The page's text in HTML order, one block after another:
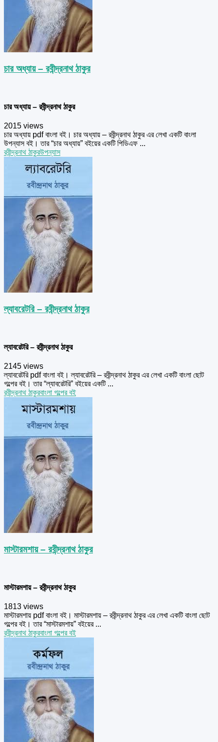
চার অধ্যায় – রবীন্দ্রনাথ ঠাকুর
চার অধ্যায় – রবীন্দ্রনাথ ঠাকুর
2015 views
চার অধ্যায় pdf বাংলা বই। চার অধ্যায় – রবীন্দ্রনাথ ঠাকুর এর লেখা একটি বাংলা
উপন্যাস বই। তার “চার অধ্যায়” বইয়ের একটি পিডিএফ ...
রবীন্দ্রনাথ ঠাকুরউপন্যাস
ল্যাবরেটরি – রবীন্দ্রনাথ ঠাকুর
ল্যাবরেটরি – রবীন্দ্রনাথ ঠাকুর
2145 views
ল্যাবরেটরি pdf বাংলা বই। ল্যাবরেটরি – রবীন্দ্রনাথ ঠাকুর এর লেখা একটি বাংলা ছোট
গল্পের বই। তার “ল্যাবরেটরি” বইয়ের একটি ...
রবীন্দ্রনাথ ঠাকুরবাংলা গল্পের বই
মাস্টারমশায় – রবীন্দ্রনাথ ঠাকুর
মাস্টারমশায় – রবীন্দ্রনাথ ঠাকুর
1813 views
মাস্টারমশায় pdf বাংলা বই। মাস্টারমশায় – রবীন্দ্রনাথ ঠাকুর এর লেখা একটি বাংলা ছোট
গল্পের বই। তার “মাস্টারমশায়” বইয়ের ...
রবীন্দ্রনাথ ঠাকুরবাংলা গল্পের বই